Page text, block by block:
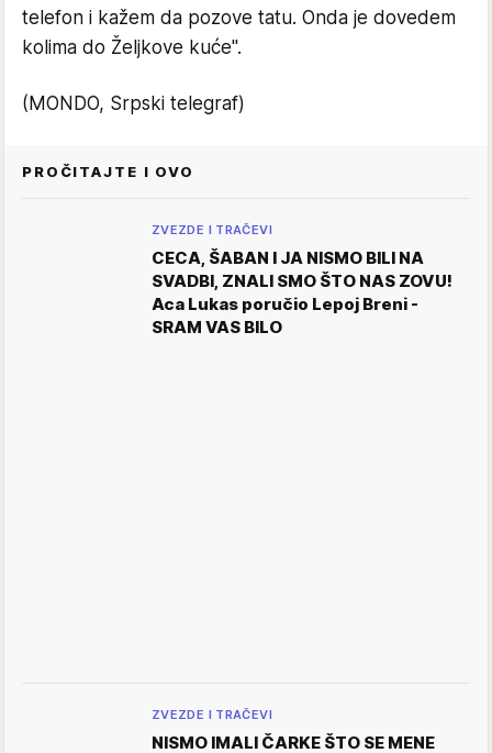
telefon i kažem da pozove tatu. Onda je dovedem
kolima do Željkove kuće".
(MONDO, Srpski telegraf)
PROČITAJTE I OVO
ZVEZDE I TRAČEVI
CECA, ŠABAN I JA NISMO BILI NA
SVADBI, ZNALI SMO ŠTO NAS ZOVU!
Aca Lukas poručio Lepoj Breni -
SRAM VAS BILO
ZVEZDE I TRAČEVI
NISMO IMALI ČARKE ŠTO SE MENE